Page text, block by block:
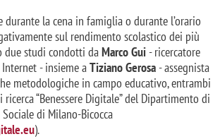
durante la cena in famiglia o durante l’orario
sul rendimento scolastico dei più
due studi condotti daMarco Gui- ricercatore
- insieme aTiziano Gerosa- assegnista
metodologiche in campo educativo, entrambi
“Benessere Digitale” del Dipartimento di
di Milano-Bicocca
).